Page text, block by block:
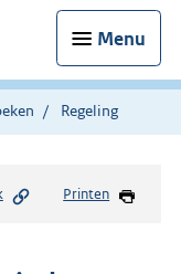
Menu
Regeling
Printen